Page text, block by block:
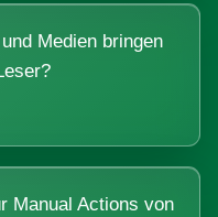
Medien bringen
Manual Actions von